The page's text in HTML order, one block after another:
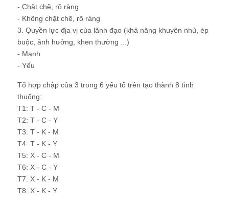
- Chặt chẽ, rõ ràng
- Không chặt chẽ, rõ ràng
3. Quyền lực địa vị của lãnh đạo (khả năng khuyên nhủ, ép
buộc, ảnh hưởng, khen thường ...)
- Mạnh
- Yếu
Tổ hợp chập của 3 trong 6 yếu tố trên tạo thành 8 tình
thuống:
T1: T - C - M
T2: T - C - Y
T3: T - K - M
T4: T - K - Y
T5: X - C - M
T6: X - C - Y
T7: X - K - M
T8: X - K - Y